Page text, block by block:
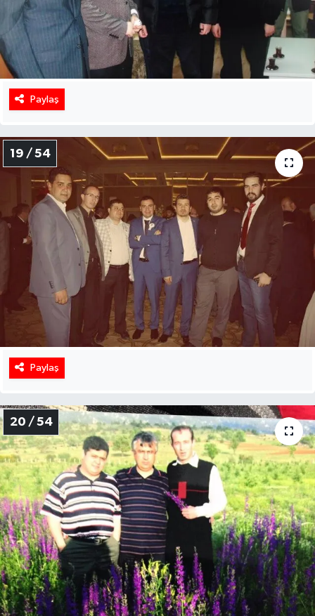
Paylaş
19 / 54
Paylaş
20 / 54